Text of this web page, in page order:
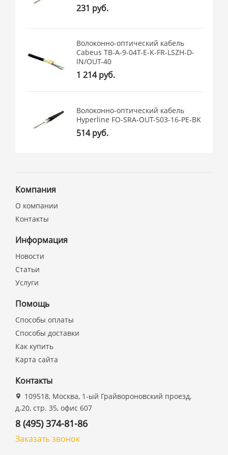
231 руб.
Волоконно-оптический кабель
Cabeus TB-A-9-04T-E-K-FR-LSZH-D-
IN/OUT-40
1 214 руб.
Волоконно-оптический кабель
Hyperline FO-SRA-OUT-503-16-PE-BK
514 руб.
Компания
О компании
Контакты
Информация
Новости
Статьи
Услуги
Помощь
Способы оплаты
Способы доставки
Как купить
Карта сайта
Контакты
109518, Москва, 1-ый Грайвороновский проезд,
д.20, стр. 35, офис 607
8 (495) 374-81-86
Заказать звонок